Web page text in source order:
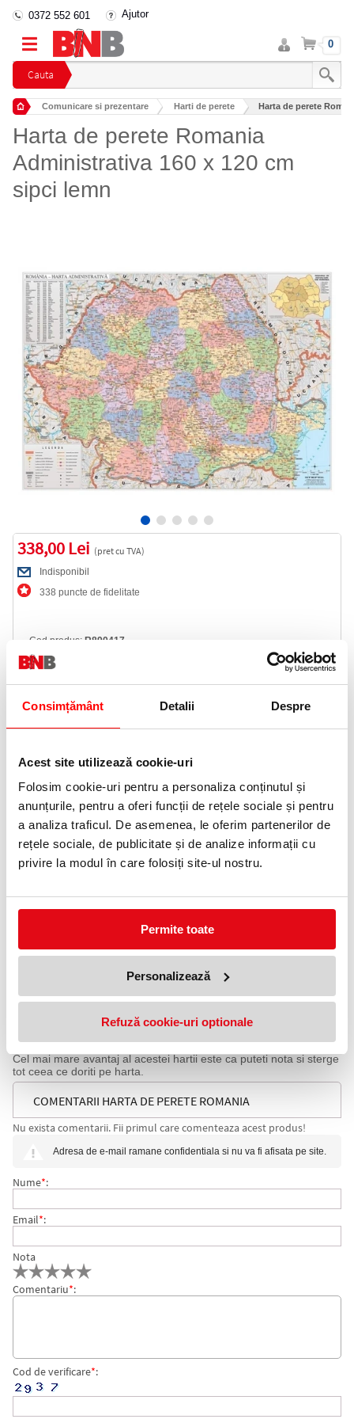
Consimțământ Detalii Despre
Acest site utilizează cookie-uri
Folosim cookie-uri pentru a personaliza conținutul și
anunțurile, pentru a oferi funcții de rețele sociale și pentru
a analiza traficul. De asemenea, le oferim partenerilor de
rețele sociale, de publicitate și de analize informații cu
privire la modul în care folosiți site-ul nostru.
Permite toate
Personalizează
Refuză cookie-uri optionale
Cauta
0372 552 601 Ajutor
Intra
in
cont
Cos 0
Comunicare si prezentare Harti de perete Harta de perete
Harta de perete Romania
Administrativa 160 x 120 cm
sipci lemn
338,00 Lei (pret cu TVA)
Indisponibil
338 puncte de fidelitate
Cod produs: R890417
Telefon:
0372 552 601
Adauga in wishlist
Dimensiune aproximativa: 160 x 120 cm
Laminare: folie pe ambele parti
Sipci: sipci de lemn cu agatatoare
Imaginea hartii este cu titlu de prezentare. Harta care se livreaza
poate diferi datorita actualizarilor constante pe care le facem la
Administrarea teritoriala a Romaniei se regaseste foarte bine
evidentiata in Harta Romania Administrativa.
Fiecare judet al tarii este colorat in mod diferit, cuprinde resedinta
de judet precum si cele mai importante localitati din acesta.
Harta este recomandata celor ce necesita o imagine clara de
Cel mai mare avantaj al acestei hartii este ca puteti nota si sterge
tot ceea ce doriti pe harta.
COMENTARII HARTA DE PERETE ROMANIA
ADMINISTRATIVA 160 X 120 CM SIPCI LEMN
Nu exista comentarii. Fii primul care comenteaza acest produs!
Adresa de e-mail ramane confidentiala si nu va fi afisata pe site.
Nume*:
Email*:
Nota
Comentariu*:
Cod de verificare*: